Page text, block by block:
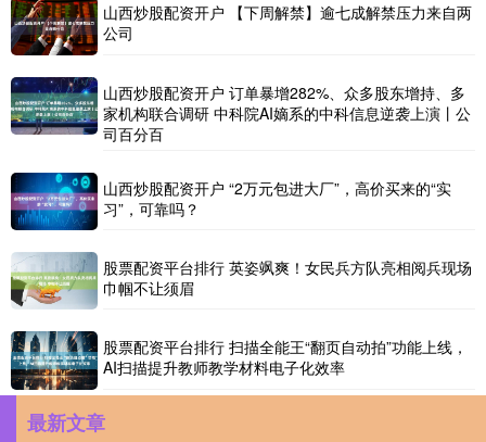
山西炒股配资开户 【下周解禁】逾七成解禁压力来自两
公司
山西炒股配资开户 订单暴增282%、众多股东增持、多
家机构联合调研 中科院AI嫡系的中科信息逆袭上演丨公
司百分百
山西炒股配资开户 “2万元包进大厂”，高价买来的“实
习”，可靠吗？
股票配资平台排行 英姿飒爽！女民兵方队亮相阅兵现场
巾帼不让须眉
股票配资平台排行 扫描全能王“翻页自动拍”功能上线，
AI扫描提升教师教学材料电子化效率
最新文章